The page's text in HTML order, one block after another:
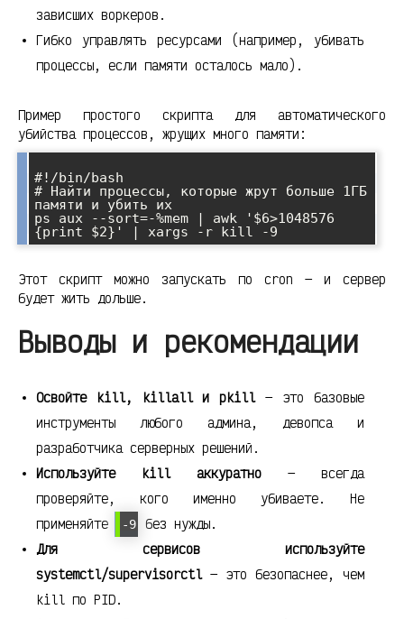
зависших воркеров.
Гибко управлять ресурсами (например, убивать
процессы, если памяти осталось мало).
Пример простого скрипта для автоматического
убийства процессов, жрущих много памяти:
#!/bin/bash
# Найти процессы, которые жрут больше 1ГБ
памяти и убить их
ps aux --sort=-%mem | awk '$6>1048576
Этот скрипт можно запускать по cron — и сервер
будет жить дольше.
Выводы и рекомендации
Освойте kill, killall и pkill— это базовые
инструменты любого админа, девопса и
разработчика серверных решений.
Используйте kill аккуратно— всегда
проверяйте, кого именно убиваете. Не
применяйте
-9
без нужды.
Для сервисов используйте
systemctl/supervisorctl— это безопаснее, чем
kill по PID.